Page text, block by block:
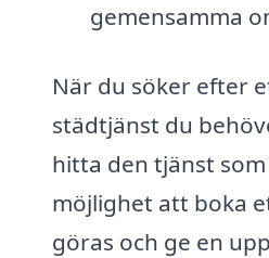
gemensamma
När du söker efter
städtjänst du
hitta den tjänst
möjlighet att boka
göras och ge en